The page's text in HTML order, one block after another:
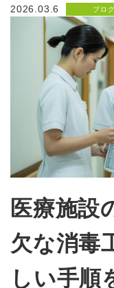
2026.03.6 ブログ
医療施設
欠な消毒
しい手順